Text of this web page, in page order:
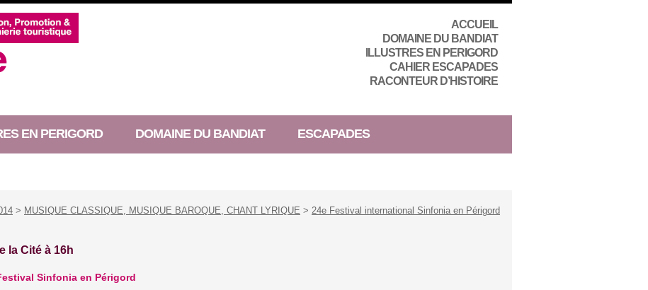
ACCUEIL
DOMAINE DU BANDIAT
ILLUSTRES EN PERIGORD
CAHIER ESCAPADES
RACONTEUR D’HISTOIRE
EN PERIGORD DOMAINE DU BANDIAT ESCAPADES
> MUSIQUE CLASSIQUE, MUSIQUE BAROQUE, CHANT LYRIQUE > 24e Festival international Sinfonia en Périgord
la Cité à 16h
Sinfonia en Périgord